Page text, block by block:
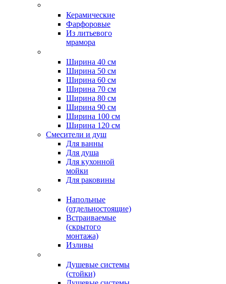
Керамические
Фарфоровые
Из литьевого
мрамора
Ширина 40 см
Ширина 50 см
Ширина 60 см
Ширина 70 см
Ширина 80 см
Ширина 90 см
Ширина 100 см
Ширина 120 см
Смесители и душ
Для ванны
Для душа
Для кухонной
мойки
Для раковины
Напольные
(отдельностоящие)
Встраиваемые
(скрытого
монтажа)
Изливы
Душевые системы
(стойки)